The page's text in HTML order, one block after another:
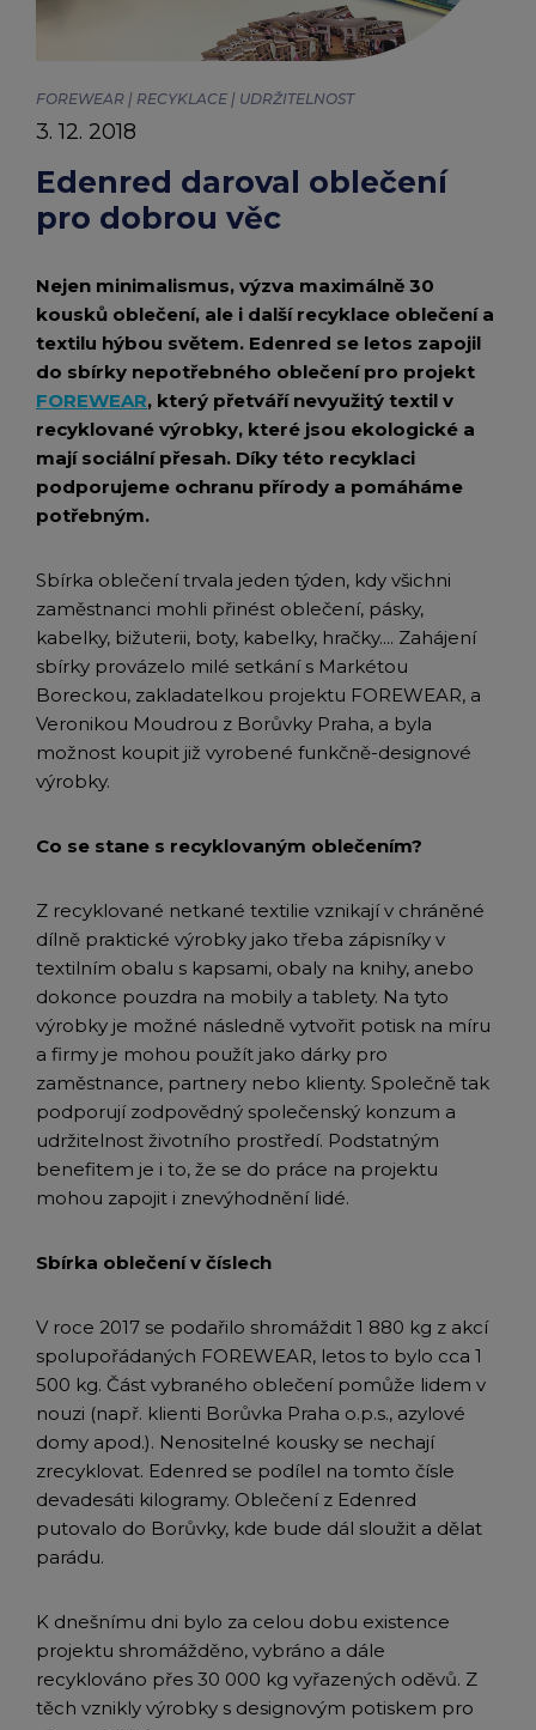
Peněženka Edenred Benefits
Peněženka Edenred Health
TANKARTA Benefit od Edenred
Informace k migraci na Edenred Card
Edenred Benefits poukázky
Edenred Benefity Premium
All-in-One cafeterie FKSP
Qerko
Edenred Compliments
Edenred Service
FOREWEAR | RECYKLACE | UDRŽITELNOST
Edenred daroval oblečení
pro dobrou věc
3. 12. 2018
Nejen minimalismus, výzva maximálně 30
kousků oblečení, ale i další recyklace oblečení a
textilu hýbou světem. Edenred se letos zapojil
do sbírky nepotřebného oblečení pro projekt
FOREWEAR, který přetváří nevyužitý textil v
recyklované výrobky, které jsou ekologické a
mají sociální přesah. Díky této recyklaci
podporujeme ochranu přírody a pomáháme
potřebným.
Sbírka oblečení trvala jeden týden, kdy všichni
zaměstnanci mohli přinést oblečení, pásky,
kabelky, bižuterii, boty, kabelky, hračky.... Zahájení
sbírky provázelo milé setkání s Markétou
Boreckou, zakladatelkou projektu FOREWEAR, a
Veronikou Moudrou z Borůvky Praha, a byla
možnost koupit již vyrobené funkčně-designové
výrobky.
Co se stane s recyklovaným oblečením?
Z recyklované netkané textilie vznikají v chráněné
dílně praktické výrobky jako třeba zápisníky v
textilním obalu s kapsami, obaly na knihy, anebo
dokonce pouzdra na mobily a tablety. Na tyto
výrobky je možné následně vytvořit potisk na míru
a firmy je mohou použít jako dárky pro
zaměstnance, partnery nebo klienty. Společně tak
podporují zodpovědný společenský konzum a
udržitelnost životního prostředí. Podstatným
benefitem je i to, že se do práce na projektu
mohou zapojit i znevýhodnění lidé.
Sbírka oblečení v číslech
V roce 2017 se podařilo shromáždit 1 880 kg z akcí
spolupořádaných FOREWEAR, letos to bylo cca 1
500 kg. Část vybraného oblečení pomůže lidem v
nouzi (např. klienti Borůvka Praha o.p.s., azylové
domy apod.). Nenositelné kousky se nechají
zrecyklovat. Edenred se podílel na tomto čísle
devadesáti kilogramy. Oblečení z Edenred
putovalo do Borůvky, kde bude dál sloužit a dělat
parádu.
K dnešnímu dni bylo za celou dobu existence
projektu shromážděno, vybráno a dále
recyklováno přes 30 000 kg vyřazených oděvů. Z
těch vznikly výrobky s designovým potiskem pro